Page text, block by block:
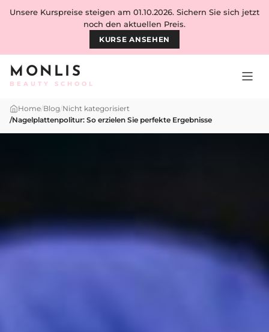
Skip to content
MONLIS
BEAUTY SCHOOL
Unsere Kurspreise steigen am 01.10.2026. Sichern Sie sich jetzt
noch den aktuellen Preis.
KURSE ANSEHEN
Home/Blog/Nicht kategorisiert
/Nagelplattenpolitur: So erzielen Sie perfekte Ergebnisse